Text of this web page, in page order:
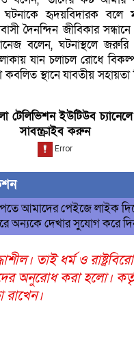
ঘটনাকে হৃদয়বিদারক বলে
দৈনন্দিন জীবিকার সন্ধানে
বলেন, ঘটনাস্থলে জরুরি
যান চলাচল রোধে
স্থানে যাবতীয় সহায়তা
টেলিভিশন ইউটিউব চ্যানেলে
সাবস্ক্রাইব করুন
আমাদের পেইজে লাইক
অন্যকে দেখার সুযোগ করে
তাই ধর্ম ও
অনুরোধ করা হলো।
রাখেন।